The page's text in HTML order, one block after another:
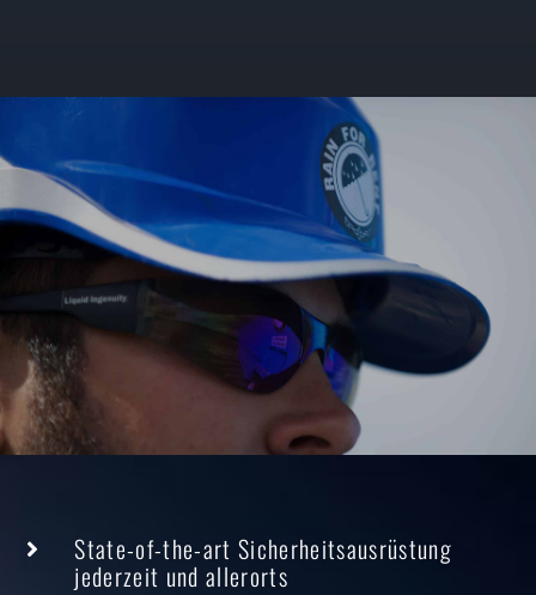
State-of-the-art Sicherheitsausrüstung
jederzeit und allerorts